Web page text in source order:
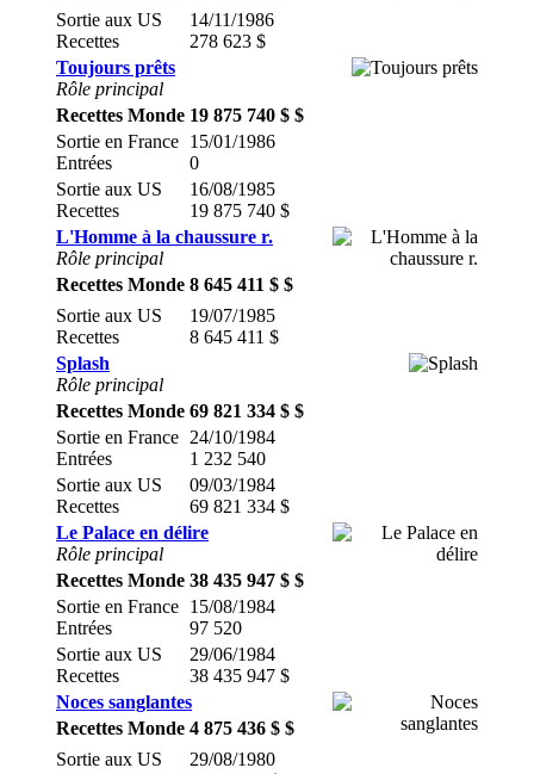
Sortie aux US
Recettes
14/11/1986
278 623 $
Toujours prêts
Rôle principal
Recettes Monde 19 875 740 $ $
Sortie en France
Entrées
15/01/1986
0
Sortie aux US
Recettes
16/08/1985
19 875 740 $
L'Homme à la chaussure r.
Rôle principal
Recettes Monde 8 645 411 $ $
Sortie aux US
Recettes
19/07/1985
8 645 411 $
Splash
Rôle principal
Recettes Monde 69 821 334 $ $
Sortie en France
Entrées
24/10/1984
1 232 540
Sortie aux US
Recettes
09/03/1984
69 821 334 $
Le Palace en délire
Rôle principal
Recettes Monde 38 435 947 $ $
Sortie en France
Entrées
15/08/1984
97 520
Sortie aux US
Recettes
29/06/1984
38 435 947 $
Noces sanglantes
Recettes Monde 4 875 436 $ $
Sortie aux US
29/08/1980